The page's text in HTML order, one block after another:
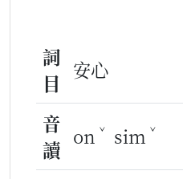
詞
目
安心
音
讀
on ˇ sim ˇ